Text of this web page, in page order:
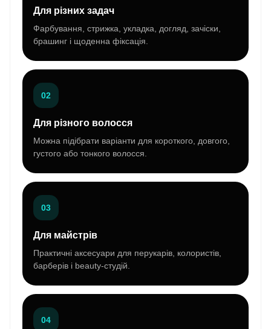
Для різних задач
Фарбування, стрижка, укладка, догляд, зачіски,
брашинг і щоденна фіксація.
02
Для різного волосся
Можна підібрати варіанти для короткого, довгого,
густого або тонкого волосся.
03
Для майстрів
Практичні аксесуари для перукарів, колористів,
барберів і beauty-студій.
04